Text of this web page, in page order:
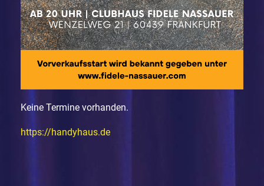
Keine Termine vorhanden.
https://handyhaus.de